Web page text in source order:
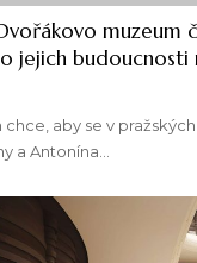
muzeum
jejich budoucnosti
aby se v
a Antonína…